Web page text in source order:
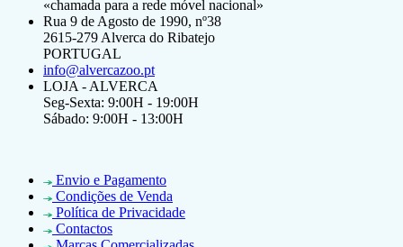
«chamada para a rede móvel nacional»
Rua 9 de Agosto de 1990, nº38
2615-279 Alverca do Ribatejo
PORTUGAL
info@alvercazoo.pt
LOJA - ALVERCA
Seg-Sexta: 9:00H - 19:00H
Sábado: 9:00H - 13:00H
Envio e Pagamento
Condições de Venda
Política de Privacidade
Contactos